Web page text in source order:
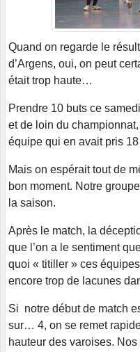
Quand on regarde le
d’Argens, oui, on peut
était trop haute…
Prendre 10 buts ce
et de loin du
équipe qui en avait pris 18
Mais on espérait tout de
bon moment. Notre
la saison.
Après le match, la
que l’on a le sentiment
quoi « titiller » ces
encore trop de lacunes
Si notre début de match
sur… 4, on se remet
hauteur des varoises.